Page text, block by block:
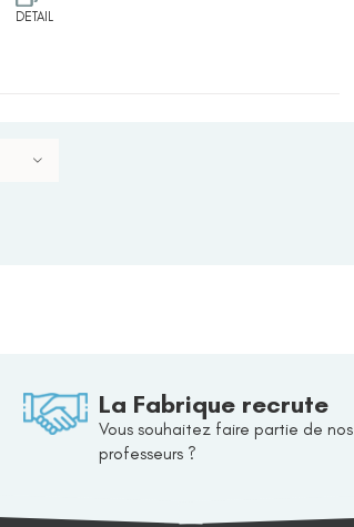
DETAIL
La Fabrique recrute
Vous souhaitez faire partie de nos
professeurs ?